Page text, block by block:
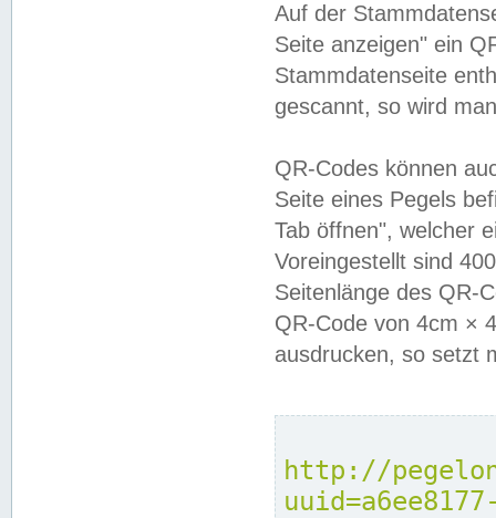
Auf der
Seite anzeigen" ein
Stammdatenseite
gescannt, so wird
QR-Codes können
Seite eines Pegels
Tab öffnen", welcher
Voreingestellt sind
Seitenlänge des QR-
QR-Code von 4cm ×
ausdrucken, so setzt
http://